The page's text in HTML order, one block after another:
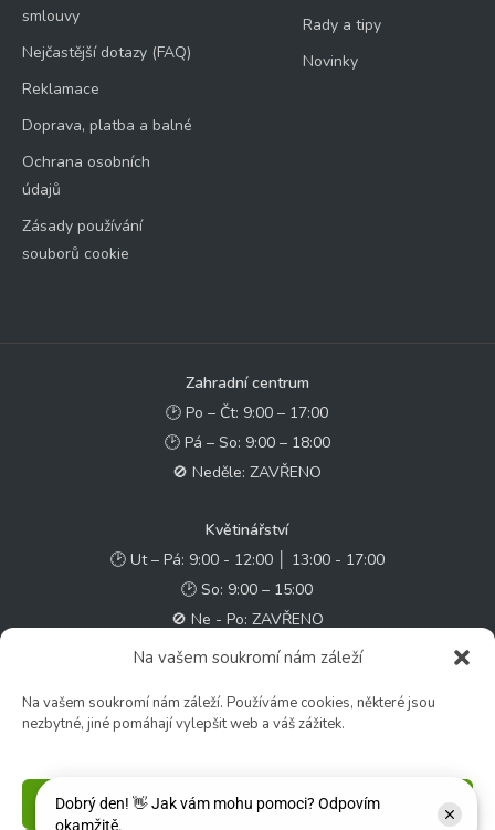
Na vašem soukromí nám záleží
Na vašem soukromí nám záleží. Používáme cookies, některé jsou
nezbytné, jiné pomáhají vylepšit web a váš zážitek.
Příjmout
smlouvy
Nejčastější dotazy (FAQ)
Reklamace
Doprava, platba a balné
Ochrana osobních
údajů
Zásady používání
souborů cookie
Rady a tipy
Novinky
Zahradní centrum
🕑 Po – Čt: 9:00 – 17:00
🕑 Pá – So: 9:00 – 18:00
🚫 Neděle: ZAVŘENO
Květinářství
🕑 Ut – Pá: 9:00 - 12:00 │ 13:00 - 17:00
🕑 So: 9:00 – 15:00
🚫 Ne - Po: ZAVŘENO
✉️ e-shop@zcstrakovo.cz